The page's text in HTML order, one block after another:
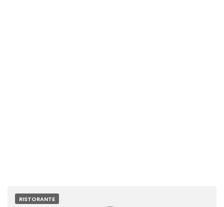
RISTORANTE